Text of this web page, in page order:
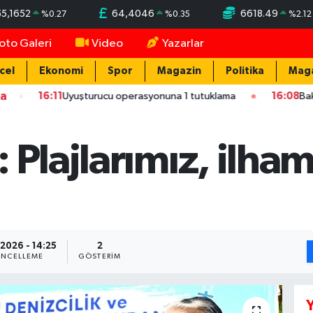
%0.27 64,4046 %0.35 6618.49 %2.12
Galeri Video Yazarlar
Ekonomi Spor Magazin Politika
operasyonuna 1 tutuklama 16:08 Bakan Kurum:
Plajlarımız,
- 14:25 2
GÖSTERIM